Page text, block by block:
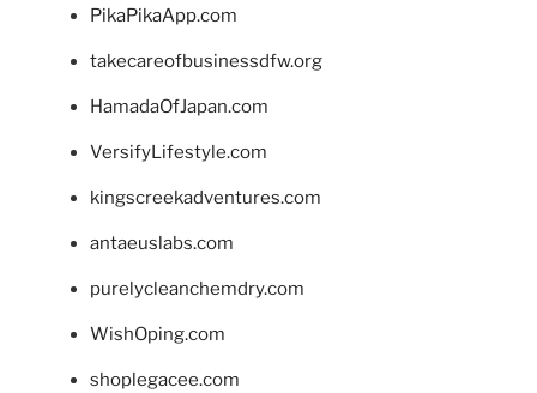
PikaPikaApp.com
takecareofbusinessdfw.org
HamadaOfJapan.com
VersifyLifestyle.com
kingscreekadventures.com
antaeuslabs.com
purelycleanchemdry.com
WishOping.com
shoplegacee.com